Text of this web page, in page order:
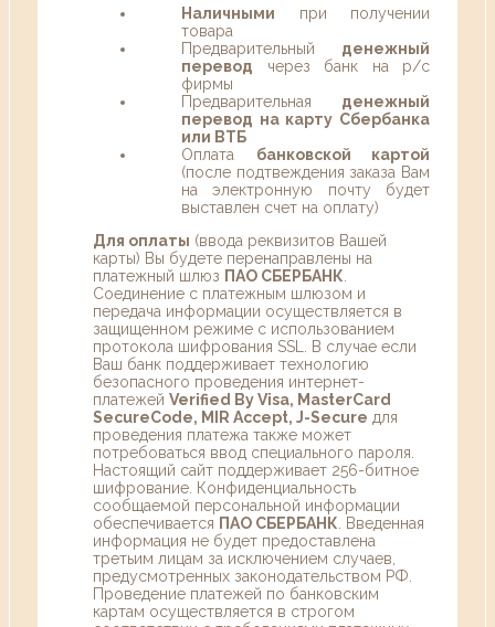
Наличными при получении
товара
Предварительный денежный
перевод через банк на р/с
фирмы
Предварительная денежный
перевод на карту Сбербанка
или ВТБ
Оплата банковской картой
(после подтвеждения заказа Вам
на электронную почту будет
выставлен счет на оплату)
Для оплаты (ввода реквизитов Вашей
карты) Вы будете перенаправлены на
платежный шлюз ПАО СБЕРБАНК.
Соединение с платежным шлюзом и
передача информации осуществляется в
защищенном режиме с использованием
протокола шифрования SSL. В случае если
Ваш банк поддерживает технологию
безопасного проведения интернет-
платежей Verified By Visa, MasterCard
SecureCode, MIR Accept, J-Secure для
проведения платежа также может
потребоваться ввод специального пароля.
Настоящий сайт поддерживает 256-битное
шифрование. Конфиденциальность
сообщаемой персональной информации
обеспечивается ПАО СБЕРБАНК. Введенная
информация не будет предоставлена
третьим лицам за исключением случаев,
предусмотренных законодательством РФ.
Проведение платежей по банковским
картам осуществляется в строгом